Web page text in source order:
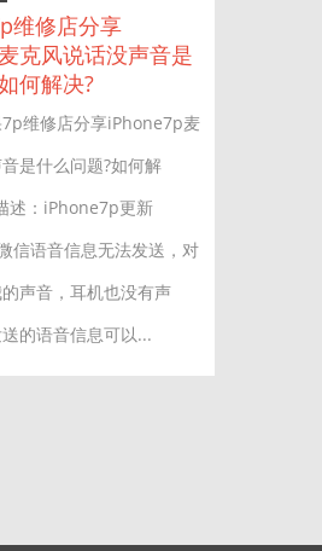
维修店分享
克风说话没声音是
何解决?
维修店分享iPhone7p麦
是什么问题?如何解
：iPhone7p更新
信语音信息无法发送，对
声音，耳机也没有声
的语音信息可以...